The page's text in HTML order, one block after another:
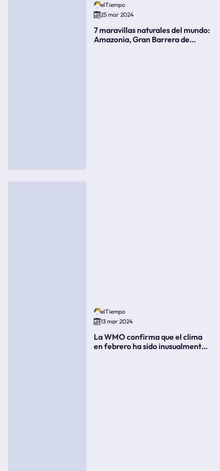
elTiempo
25 mar 2024
7 maravillas naturales del mundo:
Amazonia, Gran Barrera de
elTiempo
13 mar 2024
La WMO confirma que el clima
en febrero ha sido inusualmente